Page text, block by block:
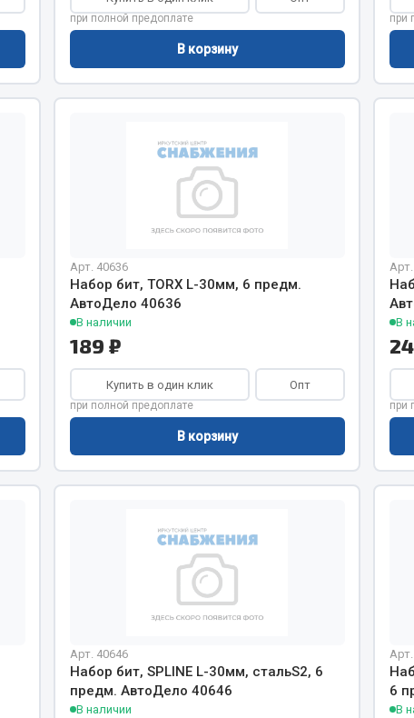
Коробка передач
Показать ещё
Весь раздел
Фильтры
Mann-filter
Vic
Автоторг
Дифа
Цитрон
Фильтры DONALDSON
Показать ещё
Весь раздел
Стяжки, тросы, канаты
при полной предоплате
В корзину
при
Арт. 40636
Набор бит, TORX L-30мм, 6 предм.
АвтоДело 40636
В наличии
189 ₽
Купить в один клик Опт
при полной предоплате
В корзину
В
при
Арт. 40646
Набор бит, SPLINE L-30мм, стальS2, 6
предм. АвтоДело 40646
В наличии
Арт.
6
В